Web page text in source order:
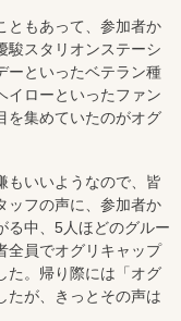
ともあって、参加者か
駿スタリオンステーシ
ーといったベテラン種
イローといったファン
を集めていたのがオグ
もいいようなので、皆
ッフの声に、参加者か
る中、5人ほどのグルー
全員でオグリキャップ
た。帰り際には「オグ
たが、きっとその声は